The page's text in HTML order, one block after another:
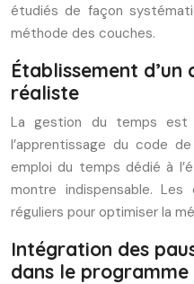
étudiés de façon
méthode des couches.
Établissement d’un
réaliste
La gestion du temps est
l’apprentissage du code
emploi du temps dédié à
montre indispensable.
réguliers pour optimiser la
Intégration des
dans le programme